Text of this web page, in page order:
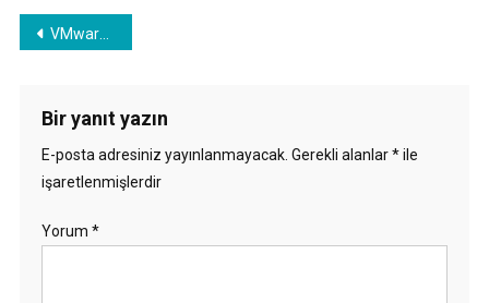
Yazı
VMware Learning Platformu nedir?
Bir yanıt yazın
E-posta adresiniz yayınlanmayacak. Gerekli alanlar*ile
işaretlenmişlerdir
Yorum *